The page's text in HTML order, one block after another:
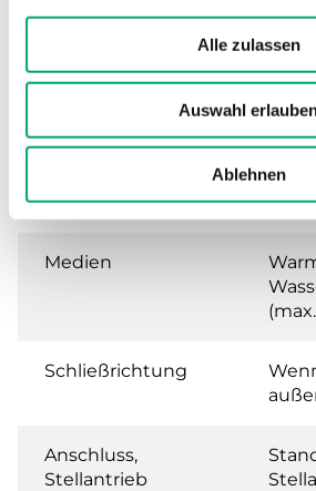
Alle zulassen
Auswahl
Ablehnen
228/1
Ventilkennlinie
Leckrate 0.1
Medien
Schließrichtung
Anschluss,
Stellantrieb